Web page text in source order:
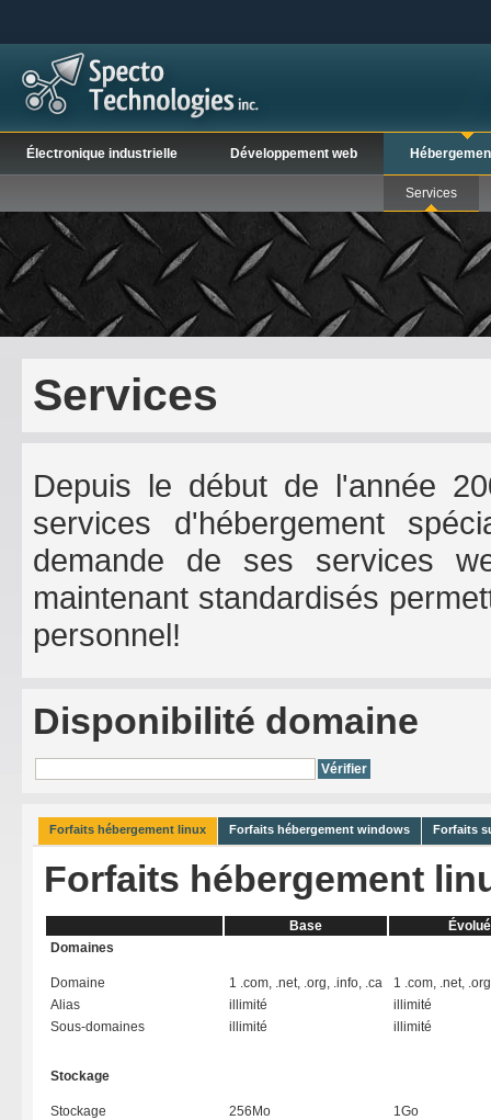
Électronique industrielle Développement web
Services
Services
Depuis le début de l'année
services d'hébergement
demande de ses services
maintenant standardisés
personnel!
Disponibilité domaine
Forfaits hébergement linux Forfaits hébergement windows Forfaits
Forfaits hébergement
Base
Évolué
Domaines
Domaine 1 .com, .net, .org, .info, .ca
1 .com, .net,
Alias
illimité
illimité
Sous-domaines
illimité illimité
Stockage
Stockage 256Mo 1Go